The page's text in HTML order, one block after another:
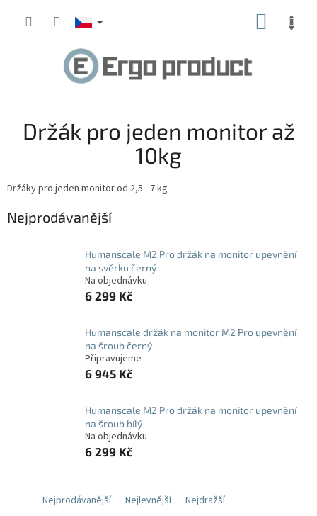
Držák pro jeden monitor až
10kg
Držáky pro jeden monitor od 2,5 - 7 kg .
Nejprodávanější
Humanscale M2 Pro držák na monitor upevnění
na svěrku černý
Na objednávku
6 299 Kč
Humanscale držák na monitor M2 Pro upevnění
na šroub černý
Připravujeme
6 945 Kč
Humanscale M2 Pro držák na monitor upevnění
na šroub bílý
Na objednávku
6 299 Kč
Nejprodávanější Nejlevnější Nejdražší